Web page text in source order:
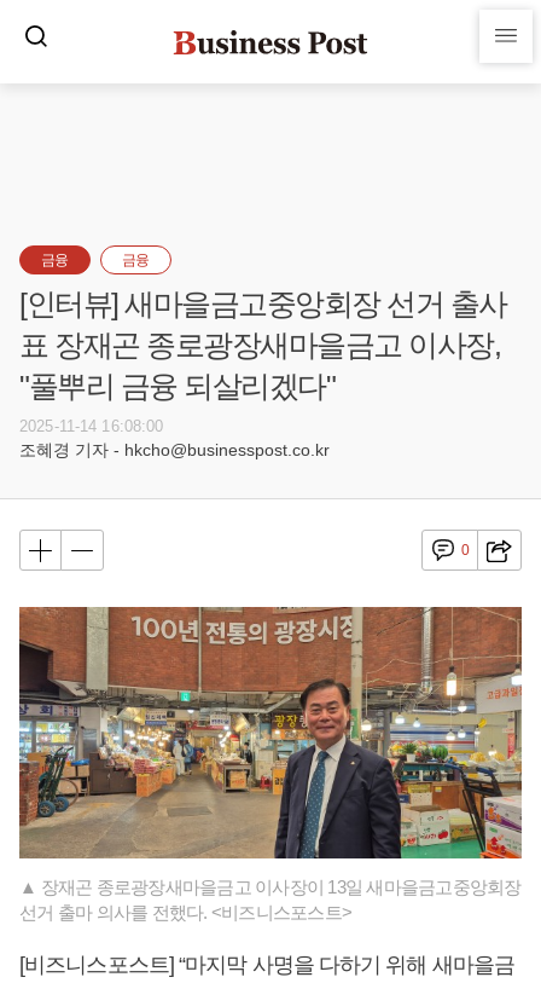
금융 금융
[인터뷰] 새마을금고중앙회장 선거 출사
표 장재곤 종로광장새마을금고 이사장,
"풀뿌리 금융 되살리겠다"
2025-11-14 16:08:00
조혜경 기자 - hkcho@businesspost.co.kr
0
▲ 장재곤 종로광장새마을금고 이사장이 13일 새마을금고중앙회장
선거 출마 의사를 전했다. <비즈니스포스트>
[비즈니스포스트] “마지막 사명을 다하기 위해 새마을금